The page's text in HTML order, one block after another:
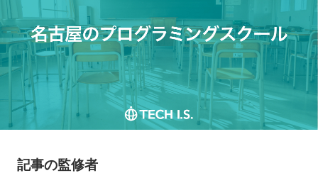
記事の監修者